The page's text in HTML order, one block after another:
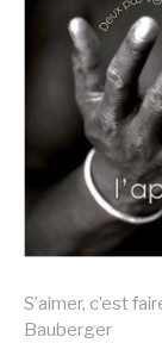
S’aimer, c’est
Bauberger